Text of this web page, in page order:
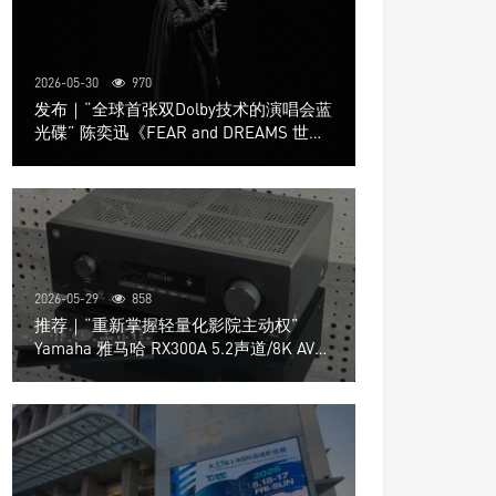
2026-05-30 970
发布｜“全球首张双Dolby技术的演唱会蓝
光碟” 陈奕迅《FEAR and DREAMS 世界
2026-05-29 858
推荐｜“重新掌握轻量化影院主动权”
Yamaha 雅马哈 RX300A 5.2声道/8K AV放
大器